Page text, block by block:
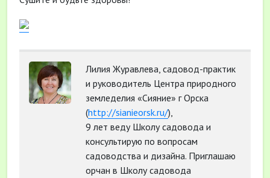
Лилия Журавлева, садовод-практик
и руководитель Центра природного
земледелия «Сияние» г Орска
(http://sianieorsk.ru/),
9 лет веду Школу садовода и
консультирую по вопросам
садоводства и дизайна. Приглашаю
орчан в Школу садовода